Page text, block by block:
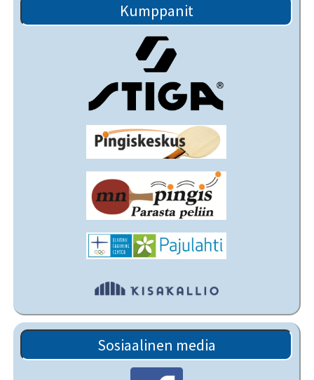
Kumppanit
Sosiaalinen media